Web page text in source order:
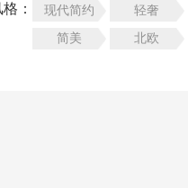
：
现代简约 轻奢
简美 北欧